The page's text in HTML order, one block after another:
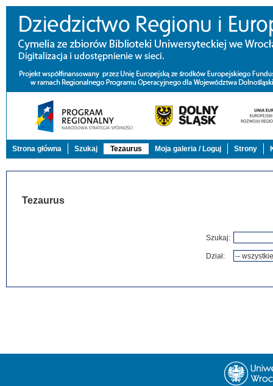
Strona główna Szukaj Tezaurus Moja galeria / Loguj Strony
Tezaurus
Szukaj:
Dział: